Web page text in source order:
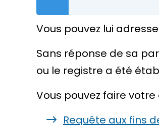
Vous pouvez lui
Sans réponse de sa
ou le registre a été
Vous pouvez faire
Requête aux fins